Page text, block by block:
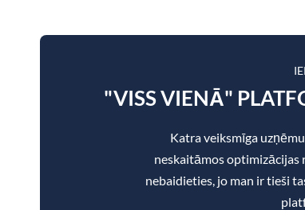
"VISS VIENĀ"
Katra veiksmīga
neskaitāmos optimizācijas
nebaidieties, jo man ir tieši